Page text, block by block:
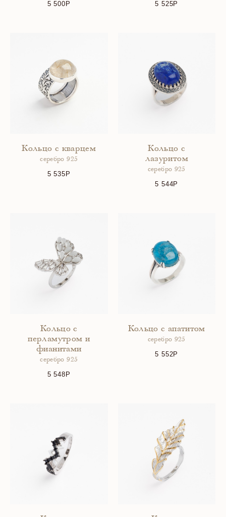
5 500 5 525
Кольцо с кварцем
серебро 925
5 535
Кольцо с
лазуритом
серебро 925
5 544
Кольцо с
перламутром и
фианитами
серебро 925
5 548
Кольцо с апатитом
серебро 925
5 552